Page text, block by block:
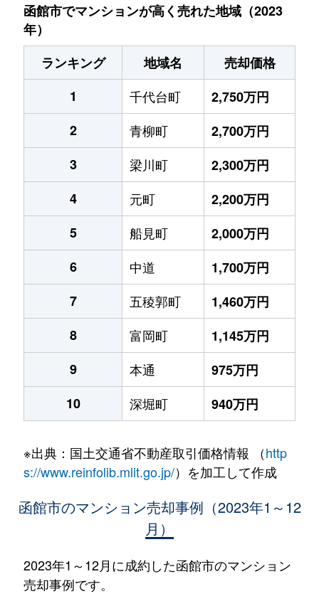
函館市でマンションが高く売れた地域（2023
年）
ランキング
地域名
売却価格
1
千代台町
2,750万円
2
青柳町
2,700万円
3
梁川町
2,300万円
4
元町
2,200万円
5
船見町
2,000万円
6
中道
1,700万円
7
五稜郭町
1,460万円
8
富岡町
1,145万円
9
本通
975万円
10
深堀町 940万円
※出典：国土交通省不動産取引価格情報 （http
s://www.reinfolib.mlit.go.jp/）を加工して作成
函館市のマンション売却事例（2023年1～12
月）
2023年1～12月に成約した函館市のマンション
売却事例です。